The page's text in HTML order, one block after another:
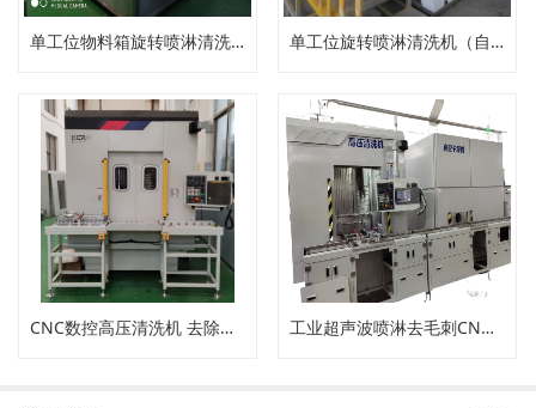
单工位物料箱旋转喷淋清洗机 单工位旋转喷淋清洗机（自动压力清洗机）
CNC数控高压清洗机 去除内孔工件毛刺 工业超声波喷淋去毛刺CNC高压清洗机